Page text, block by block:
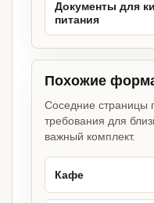
Документы для
питания
Похожие
Соседние страницы
требования для
важный комплект.
Кафе